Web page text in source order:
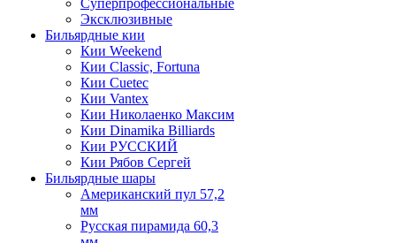
Суперпрофессиональные
Эксклюзивные
Бильярдные кии
Кии Weekend
Кии Classic, Fortuna
Кии Cuetec
Кии Vantex
Кии Николаенко Максим
Кии Dinamika Billiards
Кии РУССКИЙ
Кии Рябов Сергей
Бильярдные шары
Американский пул 57,2
мм
Русская пирамида 60,3